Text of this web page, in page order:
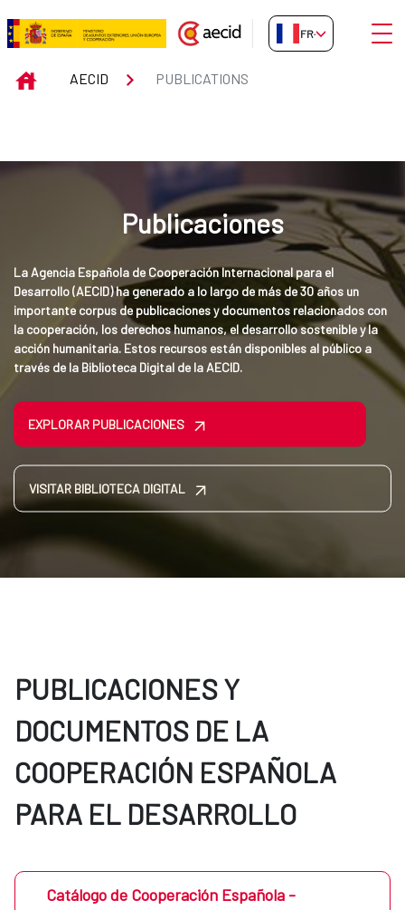
Saut au contenu principal
Publications
FR-FR
INICIOAECID PUBLICATIONS
Publicaciones
La Agencia Española de Cooperación Internacional para el
Desarrollo (AECID) ha generado a lo largo de más de 30 años un
importante corpus de publicaciones y documentos relacionados con
la cooperación, los derechos humanos, el desarrollo sostenible y la
acción humanitaria. Estos recursos están disponibles al público a
través de la Biblioteca Digital de la AECID.
EXPLORAR PUBLICACIONES
VISITAR BIBLIOTECA DIGITAL
PUBLICACIONES Y
DOCUMENTOS DE LA
COOPERACIÓN ESPAÑOLA
PARA EL DESARROLLO
Catálogo de Cooperación Española -